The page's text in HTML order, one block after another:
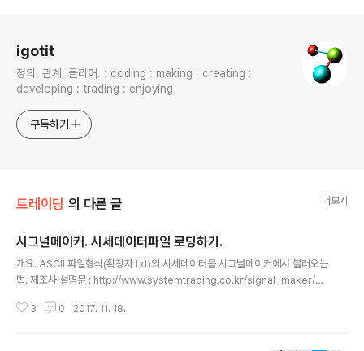
igotit
정의. 관계. 클리어. : coding : making : creating :
developing : trading : enjoying
구독하기
트레이딩 의 다른 글 더보기
시그널메이커. 시세데이터파일 로딩하기.
개요. ASCII 파일형식(확장자 txt)의 시세데이터를 시그널메이커에서 불러오는
법. 제조사 설명문 : http://www.systemtrading.co.kr/signal_maker/sy
본 글 포함된 상위 정리글 시그널메이커 활용법 모음. : http://igotit.tistory.c
3 0 2017. 11. 18.